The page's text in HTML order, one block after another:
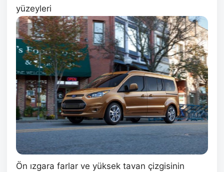
yüzeyleri
Ön ızgara farlar ve yüksek tavan çizgisinin